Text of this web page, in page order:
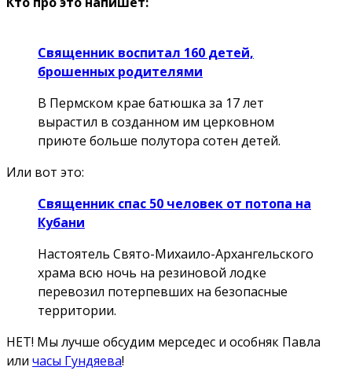
Священник воспитал 160 детей,
брошенных родителями
В Пермском крае батюшка за 17 лет
вырастил в созданном им церковном
приюте больше полутора сотен детей.
Или вот это:
Священник спас 50 человек от потопа на
Кубани
Настоятель Свято-Михаило-Архангельского
храма всю ночь на резиновой лодке
перевозил потерпевших на безопасные
территории.
НЕТ! Мы лучше обсудим мерседес и особняк Павла
или часы Гундяева!